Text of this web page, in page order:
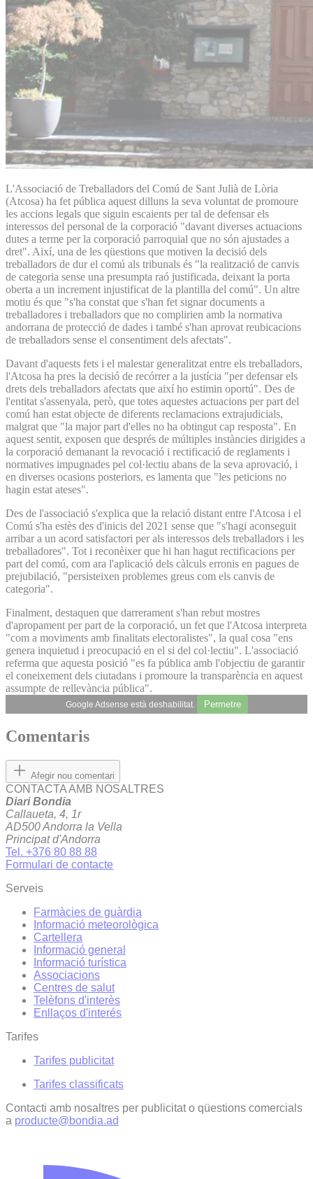
L'Associació de Treballadors del Comú de Sant Julià de Lòria
(Atcosa) ha fet pública aquest dilluns la seva voluntat de promoure
les accions legals que siguin escaients per tal de defensar els
interessos del personal de la corporació "davant diverses actuacions
dutes a terme per la corporació parroquial que no són ajustades a
dret". Així, una de les qüestions que motiven la decisió dels
treballadors de dur el comú als tribunals és "la realització de canvis
de categoria sense una presumpta raó justificada, deixant la porta
oberta a un increment injustificat de la plantilla del comú". Un altre
motiu és que "s'ha constat que s'han fet signar documents a
treballadores i treballadors que no complirien amb la normativa
andorrana de protecció de dades i també s'han aprovat reubicacions
de treballadors sense el consentiment dels afectats".
Davant d'aquests fets i el malestar generalitzat entre els treballadors,
l'Atcosa ha pres la decisió de recórrer a la justícia "per defensar els
drets dels treballadors afectats que així ho estimin oportú". Des de
l'entitat s'assenyala, però, que totes aquestes actuacions per part del
comú han estat objecte de diferents reclamacions extrajudicials,
malgrat que "la major part d'elles no ha obtingut cap resposta". En
aquest sentit, exposen que després de múltiples instàncies dirigides a
la corporació demanant la revocació i rectificació de reglaments i
normatives impugnades pel col·lectiu abans de la seva aprovació, i
en diverses ocasions posteriors, es lamenta que "les peticions no
hagin estat ateses".
Des de l'associació s'explica que la relació distant entre l'Atcosa i el
Comú s'ha estès des d'inicis del 2021 sense que "s'hagi aconseguit
arribar a un acord satisfactori per als interessos dels treballadors i les
treballadores". Tot i reconèixer que hi han hagut rectificacions per
part del comú, com ara l'aplicació dels càlculs erronis en pagues de
prejubilació, "persisteixen problemes greus com els canvis de
categoria".
Finalment, destaquen que darrerament s'han rebut mostres
d'apropament per part de la corporació, un fet que l'Atcosa interpreta
"com a moviments amb finalitats electoralistes", la qual cosa "ens
genera inquietud i preocupació en el si del col·lectiu". L'associació
referma que aquesta posició "es fa pública amb l'objectiu de garantir
el coneixement dels ciutadans i promoure la transparència en aquest
assumpte de rellevància pública".
Google Adsense està deshabilitat. Permetre
Comentaris
Afegir nou comentari
CONTACTA AMB NOSALTRES
Diari Bondia
Callaueta, 4, 1r
AD500 Andorra la Vella
Principat d'Andorra
Tel. +376 80 88 88
Formulari de contacte
Serveis
Farmàcies de guàrdia
Informació meteorològica
Cartellera
Informació general
Informació turística
Associacions
Centres de salut
Telèfons d'interès
Enllaços d'interés
Tarifes
Tarifes publicitat
Tarifes classificats
Contacti amb nosaltres per publicitat o qüestions comercials
a producte@bondia.ad